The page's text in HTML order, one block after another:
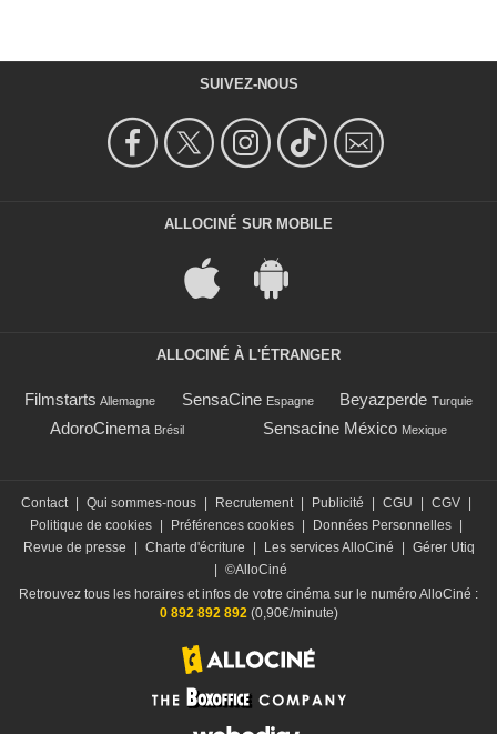
SUIVEZ-NOUS
ALLOCINÉ SUR MOBILE
ALLOCINÉ À L'ÉTRANGER
Filmstarts Allemagne SensaCine Espagne Beyazperde Turquie
AdoroCinema Brésil Sensacine México Mexique
Contact Qui sommes-nous Recrutement Publicité CGU CGV
Politique de cookies
Préférences cookies Données Personnelles
Revue de presse
Charte d'écriture Les services AlloCiné
Gérer Utiq
©AlloCiné
Retrouvez tous les horaires et infos de votre cinéma sur le numéro AlloCiné :
0 892 892 892(0,90€/minute)